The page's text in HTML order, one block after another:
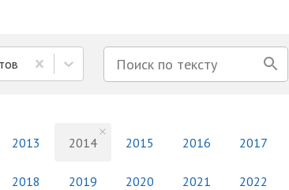
2013 2014 2015 2016 2017
2018 2019 2020 2021 2022